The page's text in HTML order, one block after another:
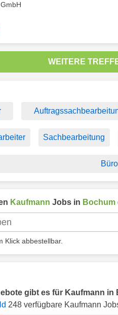
WEITERE
Sachbearbeitung
Büro
Kaufmann Jobs in Bochum
Klick abbestellbar.
gibt es für Kaufmann in
248 verfügbare Kaufmann